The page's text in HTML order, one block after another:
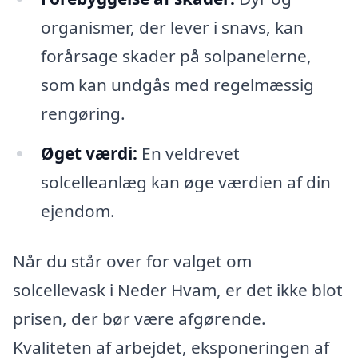
organismer, der lever i snavs, kan
forårsage skader på solpanelerne,
som kan undgås med regelmæssig
rengøring.
Øget værdi: En veldrevet
solcelleanlæg kan øge værdien af din
ejendom.
Når du står over for valget om
solcellevask i Neder Hvam, er det ikke blot
prisen, der bør være afgørende.
Kvaliteten af arbejdet, eksponeringen af